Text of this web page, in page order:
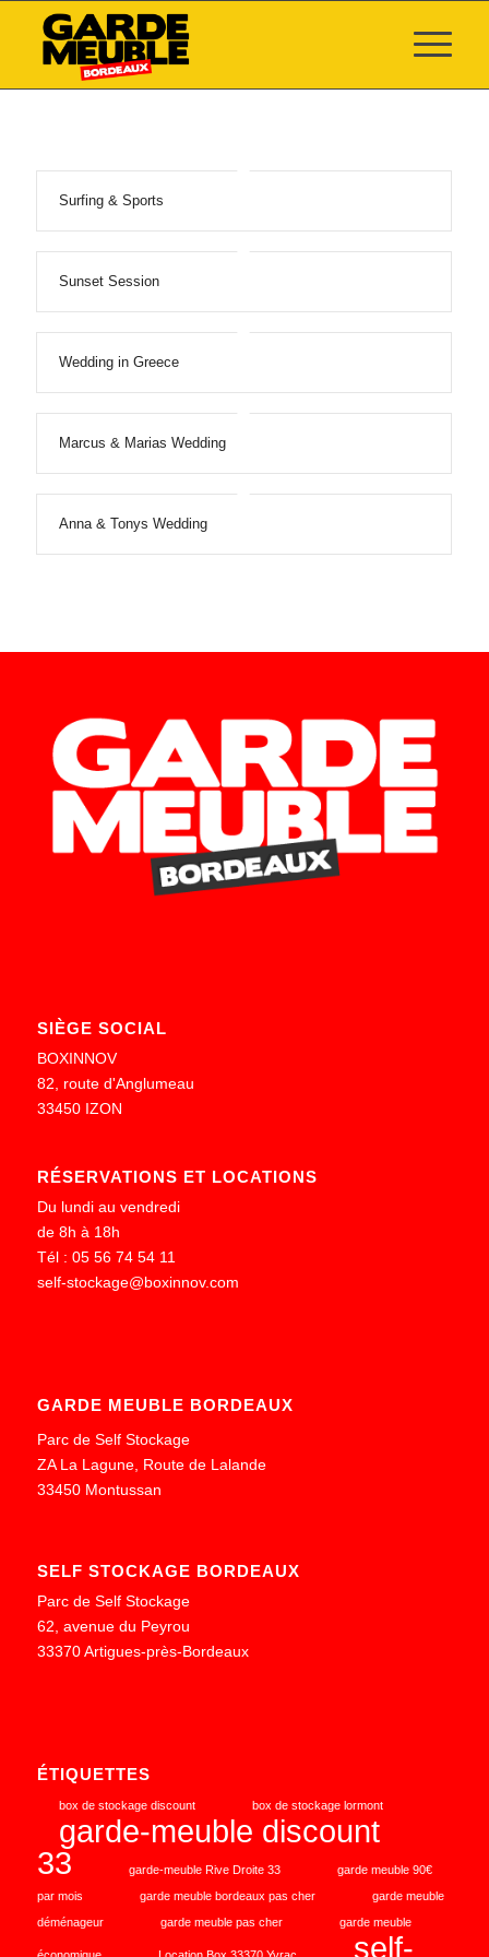
Surfing & Sports
Sunset Session
Wedding in Greece
Marcus & Marias Wedding
Anna & Tonys Wedding
SIÈGE SOCIAL
BOXINNOV
82, route d'Anglumeau
33450 IZON
RÉSERVATIONS ET LOCATIONS
Du lundi au vendredi
de 8h à 18h
Tél : 05 56 74 54 11
self-stockage@boxinnov.com
GARDE MEUBLE BORDEAUX
Parc de Self Stockage
ZA La Lagune, Route de Lalande
33450 Montussan
SELF STOCKAGE BORDEAUX
Parc de Self Stockage
62, avenue du Peyrou
33370 Artigues-près-Bordeaux
ÉTIQUETTES
box de stockage discount box de stockage lormont
garde-meuble discount
33
garde-meuble Rive Droite 33
garde meuble 90€
par mois
garde meuble bordeaux pas cher
garde meuble
déménageur
garde meuble pas cher garde meuble
self-